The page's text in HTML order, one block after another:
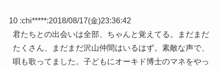
10 :chi*****:2018/08/17(金)23:36:42
君たちとの出会いは全部、ちゃんと覚えてる。まだまだ
たくさん、まだまだ沢山仲間はいるはず。素敵な声で、
唄も歌ってました。子どもにオーキド博士のマネをやっ